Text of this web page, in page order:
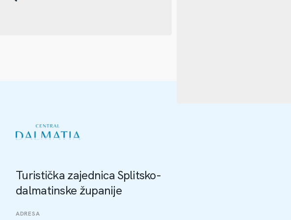
Turistička zajednica Splitsko-
dalmatinske županije
ADRESA